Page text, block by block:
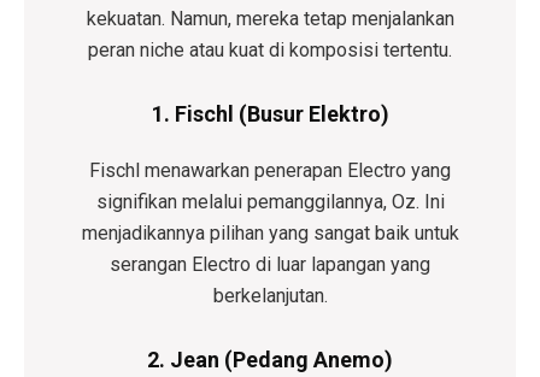
kekuatan. Namun, mereka tetap menjalankan
peran niche atau kuat di komposisi tertentu.
1. Fischl (Busur Elektro)
Fischl menawarkan penerapan Electro yang
signifikan melalui pemanggilannya, Oz. Ini
menjadikannya pilihan yang sangat baik untuk
serangan Electro di luar lapangan yang
berkelanjutan.
2. Jean (Pedang Anemo)